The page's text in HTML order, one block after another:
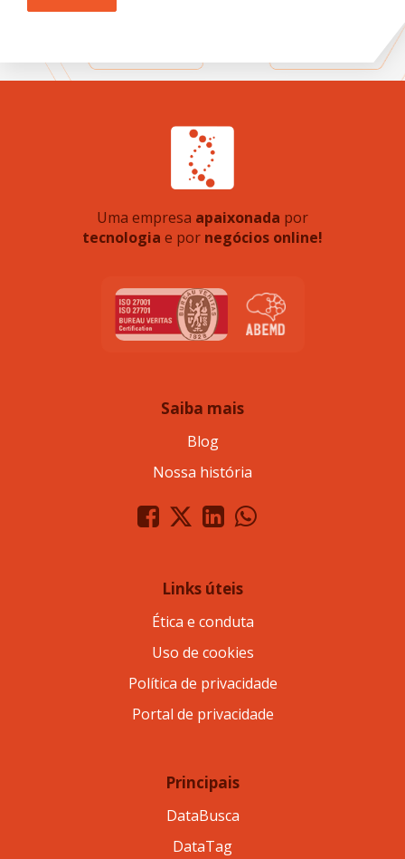
Uma empresa apaixonada por
tecnologia e por negócios online!
Saiba mais
Blog
Nossa história
Links úteis
Ética e conduta
Uso de cookies
Política de privacidade
Portal de privacidade
Principais
DataBusca
DataTag